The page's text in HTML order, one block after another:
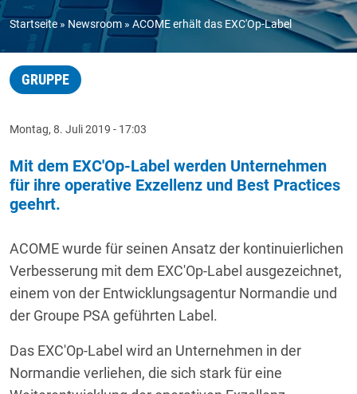
Startseite Newsroom ACOME erhält das EXC'Op-Label
GRUPPE
Montag, 8. Juli 2019 - 17:03
Mit dem EXC'Op-Label werden Unternehmen
für ihre operative Exzellenz und Best Practices
geehrt.
ACOME wurde für seinen Ansatz der kontinuierlichen
Verbesserung mit dem EXC'Op-Label ausgezeichnet,
einem von der Entwicklungsagentur Normandie und
der Groupe PSA geführten Label.
Das EXC'Op-Label wird an Unternehmen in der
Normandie verliehen, die sich stark für eine